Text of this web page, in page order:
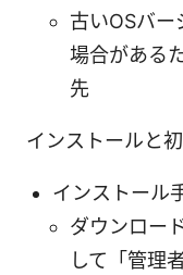
古いOSバー
場合がある
先
インストールと
インストール
ダウンロー
して「管理